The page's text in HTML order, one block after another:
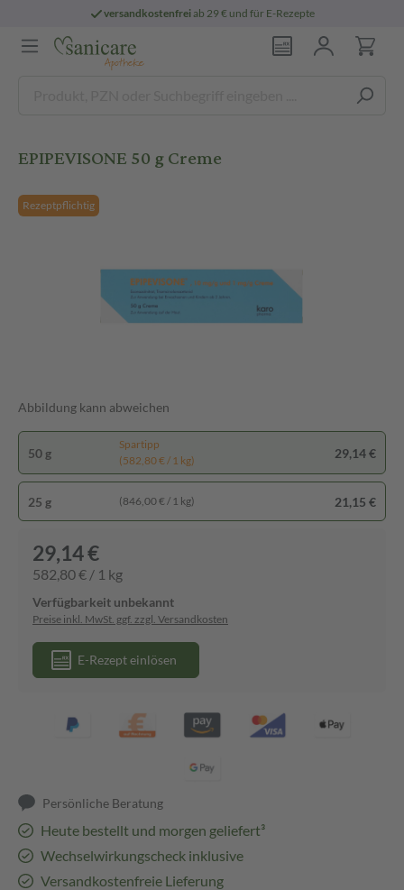
versandkostenfreiab 29 € und für E-Rezepte
EPIPEVISONE 50 g Creme
Rezeptpflichtig
Abbildung kann abweichen
50 g
Spartipp
(582,80 € / 1 kg)
29,14 €
25 g (846,00 € / 1 kg) 21,15 €
29,14 €
582,80 € / 1 kg
Verfügbarkeit unbekannt
Preise inkl. MwSt. ggf. zzgl. Versandkosten
E-Rezept einlösen
Persönliche Beratung
Heute bestellt und morgen geliefert³
Wechselwirkungscheck inklusive
Versandkostenfreie Lieferung